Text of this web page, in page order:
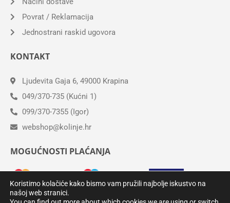
Povrat / Reklamacija
Jednostrani raskid ugovora
KONTAKT
Ljudevita Gaja 6, 49000 Krapina
049/370-735 (Kućni 1)
099/370-7355 (Igor)
webshop@kolinje.hr
MOGUĆNOSTI PLAĆANJA
Koristimo kolačiće kako bismo vam pružili najbolje iskustvo na
našoj web stranici.